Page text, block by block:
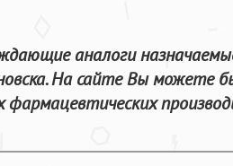
аналоги
На сайте Вы можете
фармацевтических